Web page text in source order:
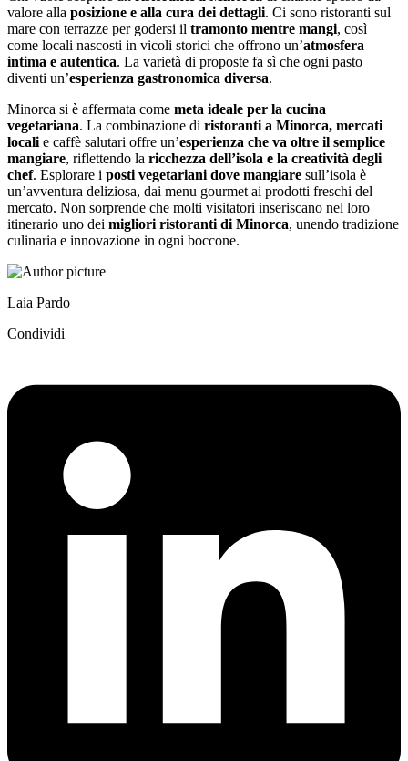
valore alla posizione e alla cura dei dettagli. Ci sono ristoranti sul
mare con terrazze per godersi il tramonto mentre mangi, così
come locali nascosti in vicoli storici che offrono un’atmosfera
intima e autentica. La varietà di proposte fa sì che ogni pasto
diventi un’esperienza gastronomica diversa.
Minorca si è affermata come meta ideale per la cucina
vegetariana. La combinazione di ristoranti a Minorca, mercati
localie caffè salutari offre un’esperienza che va oltre il semplice
mangiare, riflettendo la ricchezza dell’isola e la creatività degli
chef. Esplorare i posti vegetariani dove mangiare sull’isola è
un’avventura deliziosa, dai menu gourmet ai prodotti freschi del
mercato. Non sorprende che molti visitatori inseriscano nel loro
itinerario uno dei migliori ristoranti di Minorca, unendo tradizione
culinaria e innovazione in ogni boccone.
Laia Pardo
Condividi